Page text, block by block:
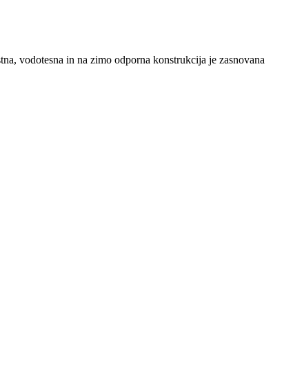
vodotesna in na zimo odporna konstrukcija je zasnovana